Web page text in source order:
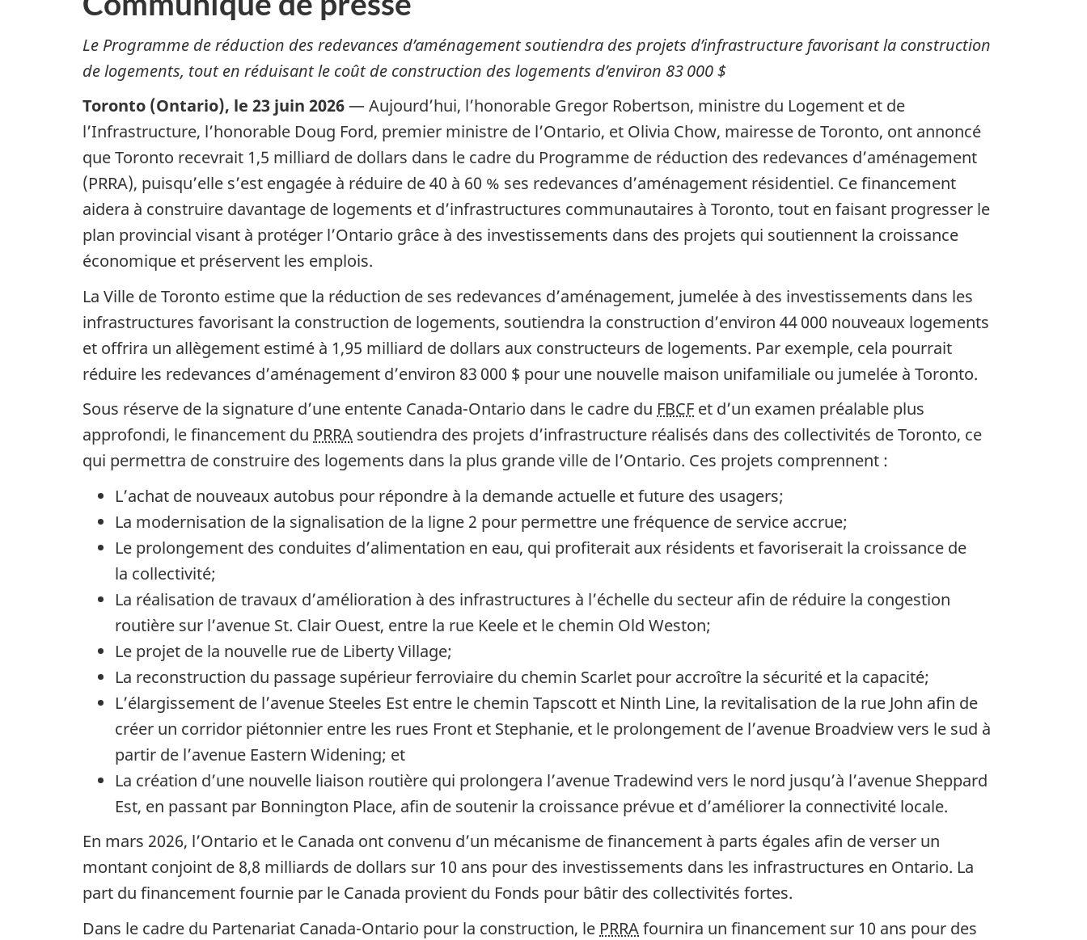
Le Programme de réduction des redevances d’aménagement soutiendra des projets d’infrastructure favorisant la construction
de logements, tout en réduisant le coût de construction des logements d’environ 83 000 $
Toronto (Ontario), le 23 juin 2026— Aujourd’hui, l’honorable Gregor Robertson, ministre du Logement et de
l’Infrastructure, l’honorable Doug Ford, premier ministre de l’Ontario, et Olivia Chow, mairesse de Toronto, ont annoncé
que Toronto recevrait 1,5 milliard de dollars dans le cadre du Programme de réduction des redevances d’aménagement
(PRRA), puisqu’elle s’est engagée à réduire de 40 à 60 % ses redevances d’aménagement résidentiel. Ce financement
aidera à construire davantage de logements et d’infrastructures communautaires à Toronto, tout en faisant progresser le
plan provincial visant à protéger l’Ontario grâce à des investissements dans des projets qui soutiennent la croissance
économique et préservent les emplois.
La Ville de Toronto estime que la réduction de ses redevances d’aménagement, jumelée à des investissements dans les
infrastructures favorisant la construction de logements, soutiendra la construction d’environ 44 000 nouveaux logements
et offrira un allègement estimé à 1,95 milliard de dollars aux constructeurs de logements. Par exemple, cela pourrait
réduire les redevances d’aménagement d’environ 83 000 $ pour une nouvelle maison unifamiliale ou jumelée à Toronto.
Sous réserve de la signature d’une entente Canada-Ontario dans le cadre du FBCF et d’un examen préalable plus
approfondi, le financement du PRRA soutiendra des projets d’infrastructure réalisés dans des collectivités de Toronto, ce
qui permettra de construire des logements dans la plus grande ville de l’Ontario. Ces projets comprennent :
L’achat de nouveaux autobus pour répondre à la demande actuelle et future des usagers;
La modernisation de la signalisation de la ligne 2 pour permettre une fréquence de service accrue;
Le prolongement des conduites d’alimentation en eau, qui profiterait aux résidents et favoriserait la croissance de
la collectivité;
La réalisation de travaux d’amélioration à des infrastructures à l’échelle du secteur afin de réduire la congestion
routière sur l’avenue St. Clair Ouest, entre la rue Keele et le chemin Old Weston;
Le projet de la nouvelle rue de Liberty Village;
La reconstruction du passage supérieur ferroviaire du chemin Scarlet pour accroître la sécurité et la capacité;
L’élargissement de l’avenue Steeles Est entre le chemin Tapscott et Ninth Line, la revitalisation de la rue John afin de
créer un corridor piétonnier entre les rues Front et Stephanie, et le prolongement de l’avenue Broadview vers le sud à
partir de l’avenue Eastern Widening; et
La création d’une nouvelle liaison routière qui prolongera l’avenue Tradewind vers le nord jusqu’à l’avenue Sheppard
Est, en passant par Bonnington Place, afin de soutenir la croissance prévue et d’améliorer la connectivité locale.
En mars 2026, l’Ontario et le Canada ont convenu d’un mécanisme de financement à parts égales afin de verser un
montant conjoint de 8,8 milliards de dollars sur 10 ans pour des investissements dans les infrastructures en Ontario. La
part du financement fournie par le Canada provient du Fonds pour bâtir des collectivités fortes.
Dans le cadre du Partenariat Canada-Ontario pour la construction, le PRRAfournira un financement sur 10 ans pour des